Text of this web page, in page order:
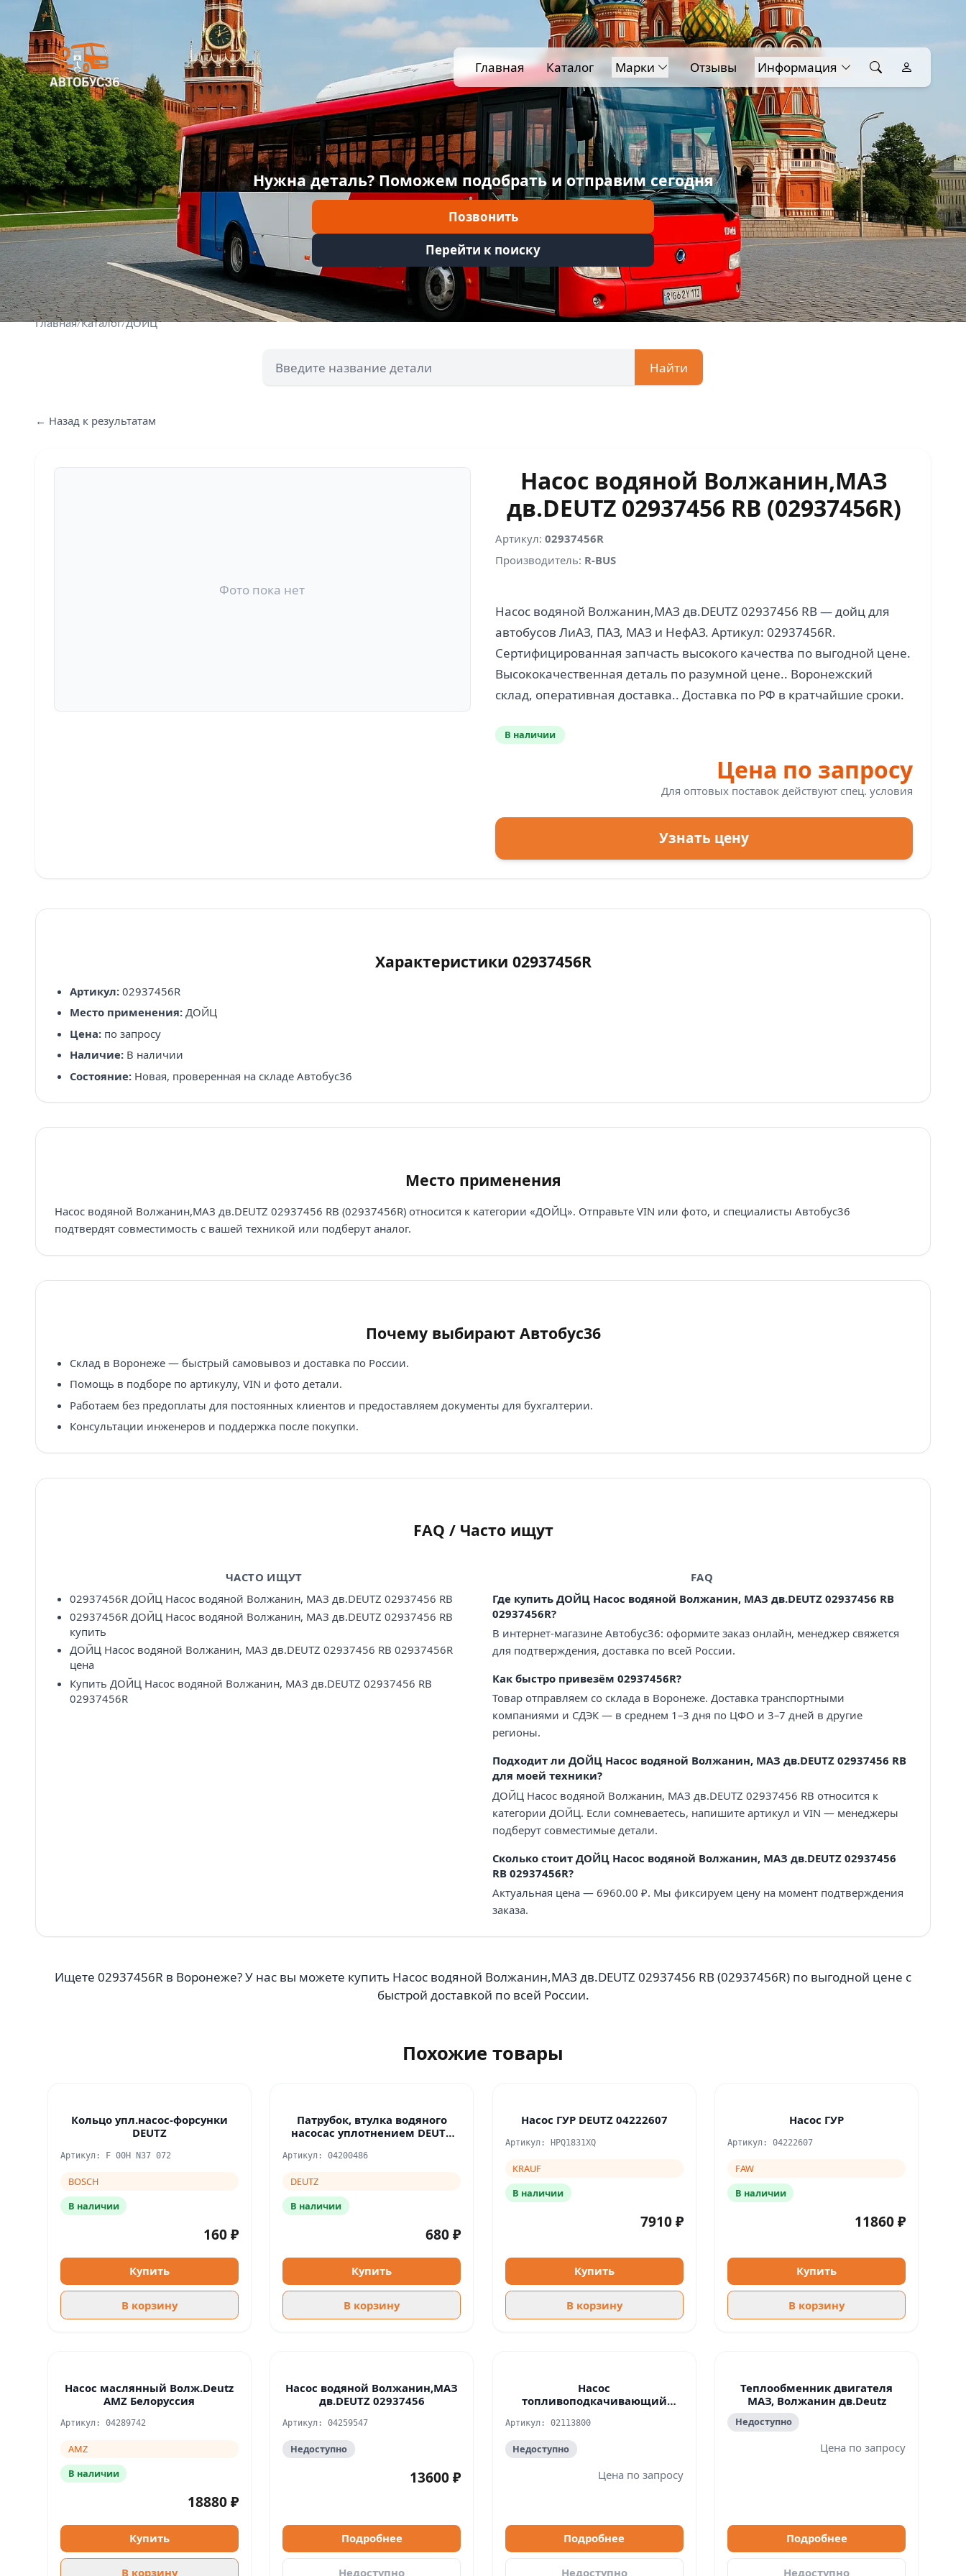
Главная Каталог Марки Отзывы Информация
Нужна деталь? Поможем подобрать и отправим сегодня
Позвонить
Перейти к поиску
Главная/Каталог/ДОЙЦ
Найти
← Назад к результатам
Фото пока нет
Насос водяной Волжанин,МАЗ
дв.DEUTZ 02937456 RB (02937456R)
Артикул: 02937456R
Производитель: R-BUS
Насос водяной Волжанин,МАЗ дв.DEUTZ 02937456 RB — дойц для
автобусов ЛиАЗ, ПАЗ, МАЗ и НефАЗ. Артикул: 02937456R.
Сертифицированная запчасть высокого качества по выгодной цене.
Высококачественная деталь по разумной цене.. Воронежский
В наличии
Цена по запросу
Для оптовых поставок действуют спец. условия
Узнать цену
Характеристики 02937456R
Артикул:02937456R
Место применения:ДОЙЦ
Цена:по запросу
Наличие:В наличии
Состояние:Новая, проверенная на складе Автобус36
Место применения
Насос водяной Волжанин,МАЗ дв.DEUTZ 02937456 RB (02937456R) относится к категории «ДОЙЦ». Отправьте VIN или фото, и специалисты Автобус36
подтвердят совместимость с вашей техникой или подберут аналог.
Почему выбирают Автобус36
Склад в Воронеже — быстрый самовывоз и доставка по России.
Помощь в подборе по артикулу, VIN и фото детали.
Работаем без предоплаты для постоянных клиентов и предоставляем документы для бухгалтерии.
Консультации инженеров и поддержка после покупки.
FAQ / Часто ищут
ЧАСТО ИЩУТ
02937456R ДОЙЦ Насос водяной Волжанин, МАЗ дв.DEUTZ 02937456 RB
02937456R ДОЙЦ Насос водяной Волжанин, МАЗ дв.DEUTZ 02937456 RB
купить
ДОЙЦ Насос водяной Волжанин, МАЗ дв.DEUTZ 02937456 RB 02937456R
цена
Купить ДОЙЦ Насос водяной Волжанин, МАЗ дв.DEUTZ 02937456 RB
02937456R
FAQ
Где купить ДОЙЦ Насос водяной Волжанин, МАЗ дв.DEUTZ 02937456 RB
02937456R?
В интернет-магазине Автобус36: оформите заказ онлайн, менеджер свяжется
для подтверждения, доставка по всей России.
Как быстро привезём 02937456R?
Товар отправляем со склада в Воронеже. Доставка транспортными
компаниями и СДЭК — в среднем 1–3 дня по ЦФО и 3–7 дней в другие
регионы.
Подходит ли ДОЙЦ Насос водяной Волжанин, МАЗ дв.DEUTZ 02937456 RB
для моей техники?
ДОЙЦ Насос водяной Волжанин, МАЗ дв.DEUTZ 02937456 RB относится к
категории ДОЙЦ. Если сомневаетесь, напишите артикул и VIN — менеджеры
подберут совместимые детали.
Сколько стоит ДОЙЦ Насос водяной Волжанин, МАЗ дв.DEUTZ 02937456
RB 02937456R?
Актуальная цена — 6960.00 ₽. Мы фиксируем цену на момент подтверждения
заказа.
Ищете 02937456R в Воронеже? У нас вы можете купить Насос водяной Волжанин,МАЗ дв.DEUTZ 02937456 RB (02937456R) по выгодной цене с
быстрой доставкой по всей России.
Похожие товары
Кольцо упл.насос-форсунки
DEUTZ
Артикул: F 00H N37 072
BOSCH
В наличии
160 ₽
Купить
В корзину
Патрубок, втулка водяного
насосас уплотнением DEUTZ
Артикул: 04200486
DEUTZ
В наличии
680 ₽
Купить
В корзину
Насос ГУР DEUTZ 04222607
Артикул: HPQ1831XQ
KRAUF
В наличии
7910 ₽
Купить
В корзину
Насос ГУР
Артикул: 04222607
FAW
В наличии
11860 ₽
Купить
В корзину
Насос маслянный Волж.Deutz
AMZ Белоруссия
Артикул: 04289742
AMZ
В наличии
18880 ₽
Купить
В корзину
Насос водяной Волжанин,МАЗ
дв.DEUTZ 02937456
Артикул: 04259547
Недоступно
13600 ₽
Подробнее
Недоступно
Насос
топливоподкачивающий
Артикул: 02113800
Недоступно
Цена по запросу
Подробнее
Недоступно
Теплообменник двигателя
МАЗ, Волжанин дв.Deutz
Недоступно
Цена по запросу
Подробнее
Недоступно